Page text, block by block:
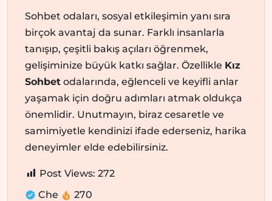
Sohbet odaları, sosyal etkileşimin yanı sıra
birçok avantaj da sunar. Farklı insanlarla
tanışıp, çeşitli bakış açıları öğrenmek,
gelişiminize büyük katkı sağlar. Özellikle Kız
Sohbet odalarında, eğlenceli ve keyifli anlar
yaşamak için doğru adımları atmak oldukça
önemlidir. Unutmayın, biraz cesaretle ve
samimiyetle kendinizi ifade ederseniz, harika
deneyimler elde edebilirsiniz.
Post Views: 272
Che
270